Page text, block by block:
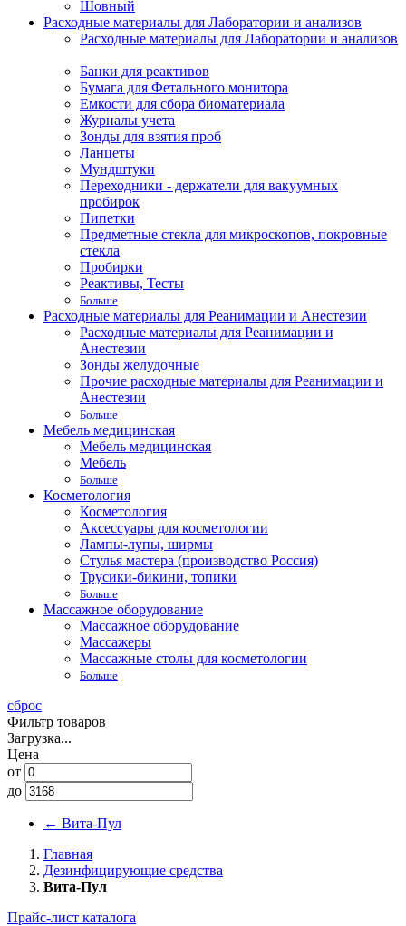
Шовный
Расходные материалы для Лаборатории и анализов
Расходные материалы для Лаборатории и анализов
Банки для реактивов
Бумага для Фетального монитора
Емкости для сбора биоматериала
Журналы учета
Зонды для взятия проб
Ланцеты
Мундштуки
Переходники - держатели для вакуумных
пробирок
Пипетки
Предметные стекла для микроскопов, покровные
стекла
Пробирки
Реактивы, Тесты
Больше
Расходные материалы для Реанимации и Анестезии
Расходные материалы для Реанимации и
Анестезии
Зонды желудочные
Прочие расходные материалы для Реанимации и
Анестезии
Больше
Мебель медицинская
Мебель медицинская
Мебель
Больше
Косметология
Косметология
Аксессуары для косметологии
Лампы-лупы, ширмы
Стулья мастера (производство Россия)
Трусики-бикини, топики
Больше
Массажное оборудование
Массажное оборудование
Массажеры
Массажные столы для косметологии
Больше
сброс
Фильтр товаров
Загрузка...
Цена
от
до
← Вита-Пул
Главная
Дезинфицирующие средства
Вита-Пул
Прайс-лист каталога